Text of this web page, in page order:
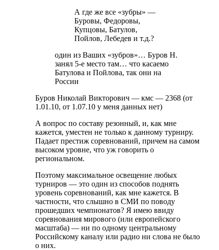
А где же все «зубры» —
Буровы, Федоровы,
Купцовы, Батулов,
Пойлов, Лебедев и т.д.?
один из Ваших «зубров»… Буров Н.
занял 5-е место там… что касаемо
Батулова и Пойлова, так они на
России
Буров Николай Викторович — кмс — 2368 (от
1.01.10, от 1.07.10 у меня данных нет)
А вопрос по составу резонный, и, как мне
кажется, уместен не только к данному турниру.
Падает престиж соревнований, причем на самом
высоком уровне, что уж говорить о
региональном.
Поэтому максимальное освещение любых
турниров — это один из способов поднять
уровень соревнований, как мне кажется. В
частности, что слышно в СМИ по поводу
прошедших чемпионатов? Я имею ввиду
соревнования мирового (или европейского
масштаба) — ни по одному центральному
Российскому каналу или радио ни слова не было
о них.